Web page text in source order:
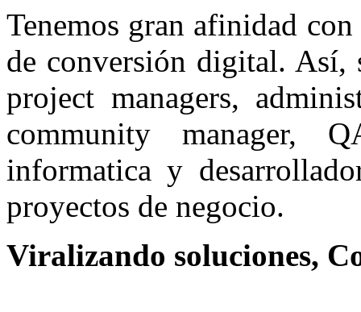
Tenemos gran afinidad
de conversión digital. Así,
project managers,
community manager,
informatica y
proyectos de negocio.
Viralizando soluciones,